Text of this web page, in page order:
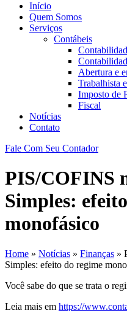
Início
Quem Somos
Serviços
Contábeis
Abertura e
Trabalhista
Imposto de
Fiscal
Notícias
Contato
Fale Com Seu Contador
PIS/COFINS
Simples:
monofásico
Home » Notícias » Finanças »
Simples: efeito do regime
Você sabe do que se trata o
Leia mais em https://